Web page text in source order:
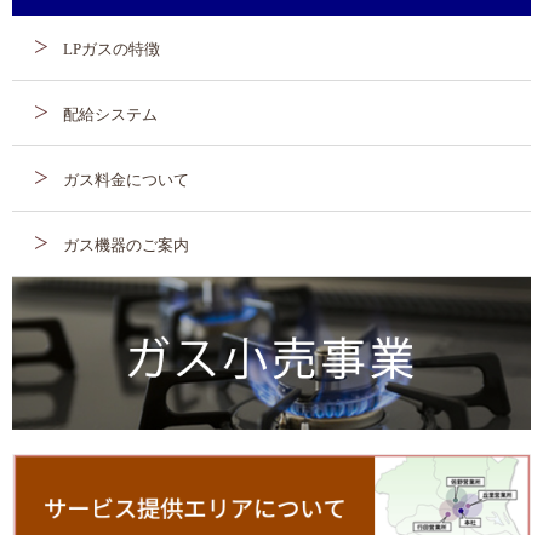
LPガスの特徴
配給システム
ガス料金について
ガス機器のご案内